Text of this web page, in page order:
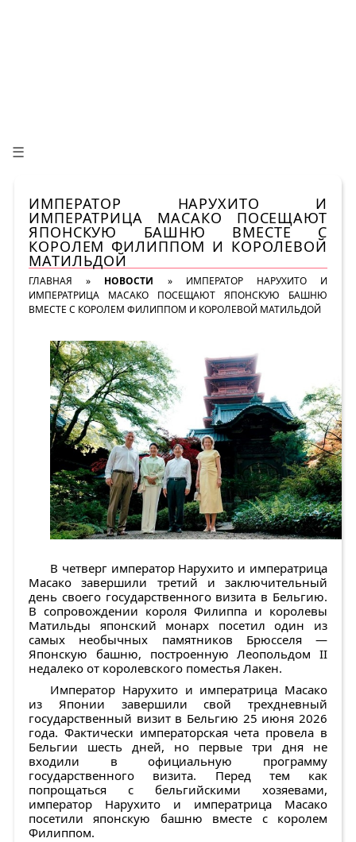
☰
ИМПЕРАТОР НАРУХИТО И
ИМПЕРАТРИЦА МАСАКО ПОСЕЩАЮТ
ЯПОНСКУЮ БАШНЮ ВМЕСТЕ С
КОРОЛЕМ ФИЛИППОМ И КОРОЛЕВОЙ
МАТИЛЬДОЙ
ГЛАВНАЯ » НОВОСТИ » ИМПЕРАТОР НАРУХИТО И
ИМПЕРАТРИЦА МАСАКО ПОСЕЩАЮТ ЯПОНСКУЮ БАШНЮ
ВМЕСТЕ С КОРОЛЕМ ФИЛИППОМ И КОРОЛЕВОЙ МАТИЛЬДОЙ
В четверг император Нарухито и императрица
Масако завершили третий и заключительный
день своего государственного визита в Бельгию.
В сопровождении короля Филиппа и королевы
Матильды японский монарх посетил один из
самых необычных памятников Брюсселя —
Японскую башню, построенную Леопольдом II
недалеко от королевского поместья Лакен.
Император Нарухито и императрица Масако
из Японии завершили свой трехдневный
государственный визит в Бельгию 25 июня 2026
года. Фактически императорская чета провела в
Бельгии шесть дней, но первые три дня не
входили в официальную программу
государственного визита. Перед тем как
попрощаться с бельгийскими хозяевами,
император Нарухито и императрица Масако
посетили японскую башню вместе с королем
Филиппом.